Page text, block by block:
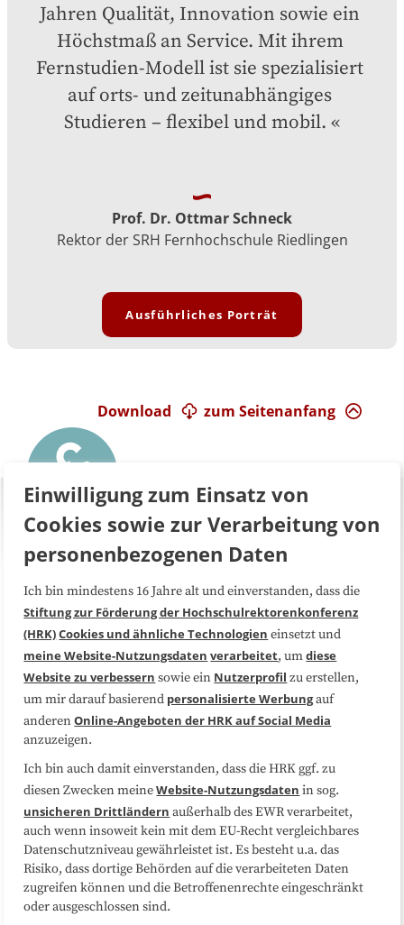
Jahren Qualität, Innovation sowie ein
Höchstmaß an Service. Mit ihrem
Fernstudien-Modell ist sie spezialisiert
auf orts- und zeitunabhängiges
Studieren – flexibel und mobil.
Prof. Dr. Ottmar Schneck
Rektor der SRH Fernhochschule Riedlingen
Ausführliches Porträt
zum Seitenanfang
Download
Über uns FAQ
Medienarbeit Kooperationen
Datenschutzerklärung Impressum
Sitemap
Folgen Sie uns
Einwilligung zum Einsatz von
Cookies sowie zur Verarbeitung von
personenbezogenen Daten
Ich bin mindestens 16 Jahre alt und einverstanden, dass die
Stiftung zur Förderung der Hochschulrektorenkonferenz
(HRK)Cookies und ähnliche Technologien einsetzt und
meine Website-Nutzungsdaten verarbeitet, umdiese
Website zu verbessern sowie ein Nutzerprofil zu erstellen,
um mir darauf basierend personalisierte Werbungauf
anderenOnline-Angeboten der HRK auf Social Media
anzuzeigen.
Ich bin auch damit einverstanden, dass die HRK ggf. zu
diesen Zwecken meineWebsite-Nutzungsdaten in sog.
unsicheren Drittländern außerhalb des EWR verarbeitet,
auch wenn insoweit kein mit dem EU-Recht vergleichbares
Datenschutzniveau gewährleistet ist. Es besteht u.a. das
Risiko, dass dortige Behörden auf die verarbeiteten Daten
zugreifen können und die Betroffenenrechte eingeschränkt
oder ausgeschlossen sind.